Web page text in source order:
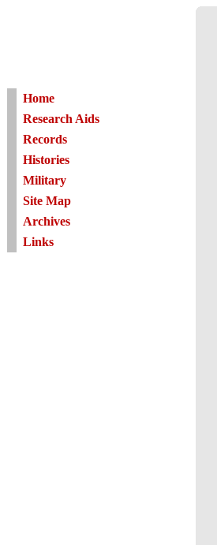
Home
Research Aids
Records
Histories
Military
Site Map
Archives
Links